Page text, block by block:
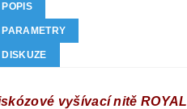
POPIS
PARAMETRY
DISKUZE
vyšívací nitě ROYAL